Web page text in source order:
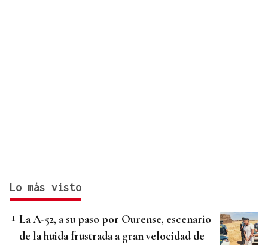
Lo más visto
La A-52, a su paso por Ourense, escenario
de la huida frustrada a gran velocidad de